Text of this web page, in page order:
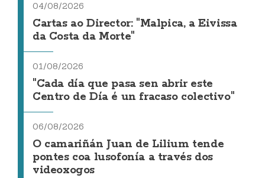
04/08/2026
Cartas ao Director: "Malpica, a Eivissa
da Costa da Morte"
01/08/2026
"Cada día que pasa sen abrir este
Centro de Día é un fracaso colectivo"
06/08/2026
O camariñán Juan de Lilium tende
pontes coa lusofonía a través dos
videoxogos